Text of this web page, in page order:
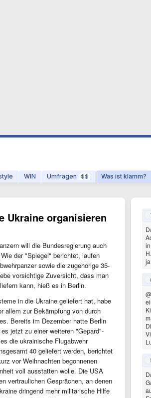
WIN Umfragen $$ Was ist klamm?
Ukraine organisieren
will die Bundesregierung auch
der "Spiegel" berichtet, laufen
sowie die zugehörige 35-
vorsichtige Zuversicht, dass man
kann, hieß es in Berlin.
in die Ukraine geliefert hat, habe
allem zur Bekämpfung von durch
Bereits im Dezember hatte Berlin
jetzt zu einer weiteren "Gepard"-
die ukrainische Flugabwehr
40 geliefert werden, berichtet
vor Weihnachten begonnenen
voll ausstatten wolle. Die USA
vertraulichen Gesprächen, an denen
dringend mehr militärische Hilfe
@